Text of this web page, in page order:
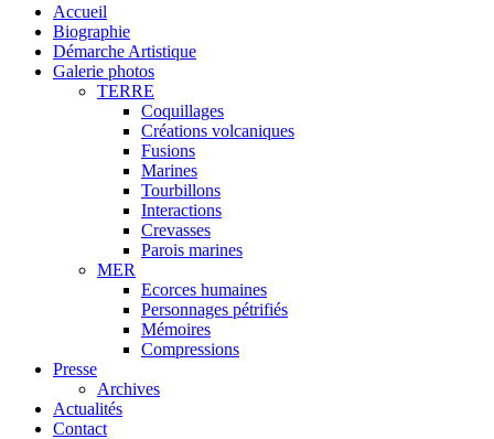
Accueil
Biographie
Démarche Artistique
Galerie photos
TERRE
Coquillages
Créations volcaniques
Fusions
Marines
Tourbillons
Interactions
Crevasses
Parois marines
MER
Ecorces humaines
Personnages pétrifiés
Mémoires
Compressions
Presse
Archives
Actualités
Contact